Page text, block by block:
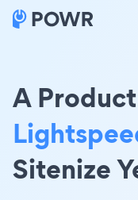
A
Sitenize